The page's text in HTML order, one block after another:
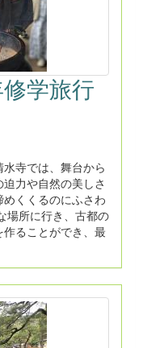
学旅行
寺では、舞台から
力や自然の美しさ
くくるのにふさわ
所に行き、古都の
ることができ、最